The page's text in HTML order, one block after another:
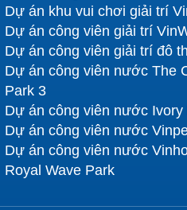
Dự án khu vui chơi giải trí
Dự án công viên giải trí
Dự án công viên giải trí đô
Dự án công viên nước The
Park 3
Dự án công viên nước Ivory
Dự án công viên nước
Dự án công viên nước
Royal Wave Park